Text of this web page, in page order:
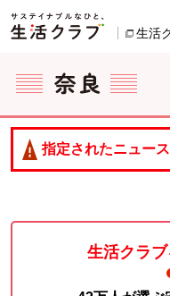
ページの先頭です。
生活
ここからサイト内共通メ
サイト内共通メニューを
サイト内共通メニューこ
指定されたニュー
生活クラ